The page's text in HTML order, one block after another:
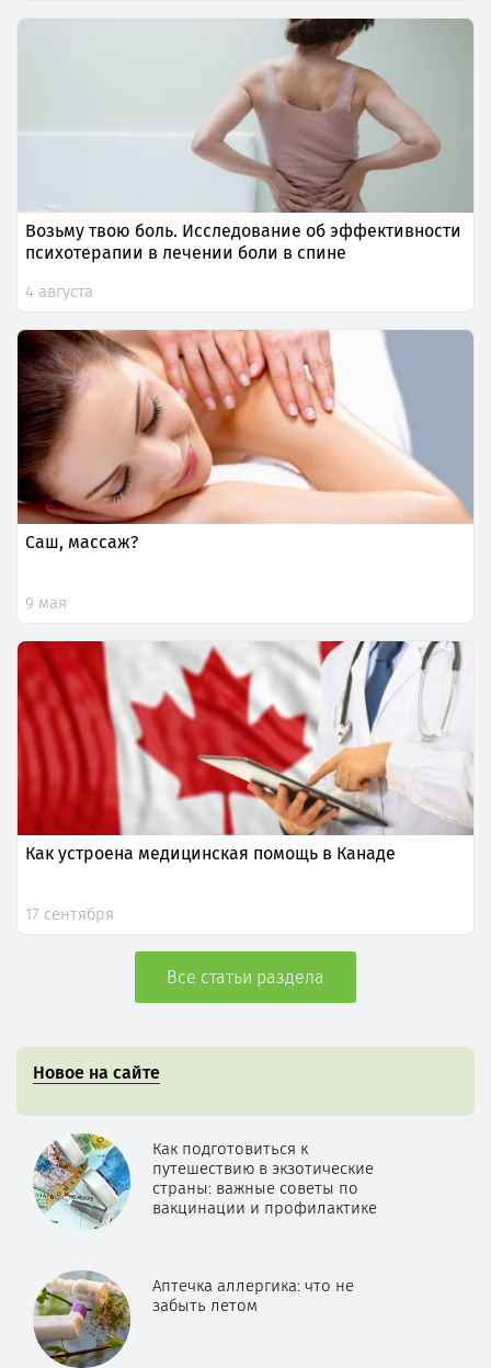
Возьму твою боль. Исследование об эффективности
психотерапии в лечении боли в спине
4 августа
Саш, массаж?
9 мая
Как устроена медицинская помощь в Канаде
17 сентября
Все статьи раздела
Новое на сайте
Как подготовиться к
путешествию в экзотические
страны: важные советы по
вакцинации и профилактике
Аптечка аллергика: что не
забыть летом